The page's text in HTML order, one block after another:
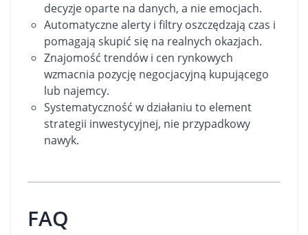
decyzje oparte na danych, a nie emocjach.
Automatyczne alerty i filtry oszczędzają czas i
pomagają skupić się na realnych okazjach.
Znajomość trendów i cen rynkowych
wzmacnia pozycję negocjacyjną kupującego
lub najemcy.
Systematyczność w działaniu to element
strategii inwestycyjnej, nie przypadkowy
nawyk.
FAQ